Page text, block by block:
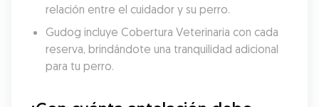
relación entre el cuidador y su perro.
Gudog incluye Cobertura Veterinaria con cada
reserva, brindándote una tranquilidad adicional
para tu perro.